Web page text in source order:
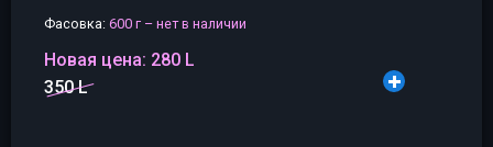
Фасовка: 600 г – нет в наличии
Новая цена: 280 L
350 L